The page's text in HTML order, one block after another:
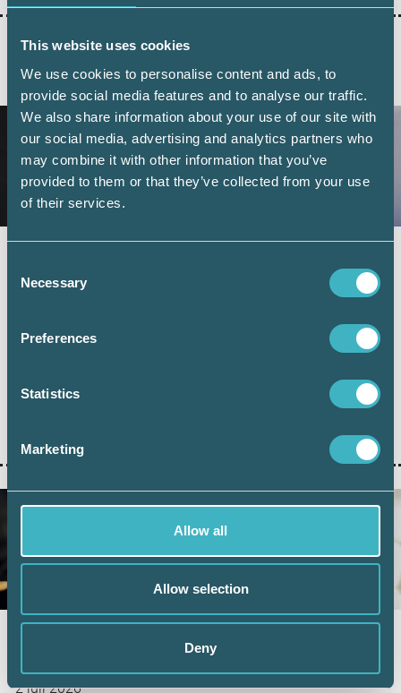
This website uses cookies
We use cookies to personalise content and ads, to
provide social media features and to analyse our traffic.
We also share information about your use of our site with
our social media, advertising and analytics partners who
may combine it with other information that you’ve
provided to them or that they’ve collected from your use
of their services.
Selection
Necessary
Preferences
Statistics
Marketing
Allow all
Allow selection
Deny
AKTUELLA ARTIKLAR
redovisningskonsulterna bidrar till
Digital inlämning av årsredovisningar fortsätter att öka.
lämnade in sin årsredovisning digitalt – första gången
antalet överstiger 100 000 under en månad. Samtidigt
ger färre kompletteringar och snabbare handläggning.
2 juli 2026